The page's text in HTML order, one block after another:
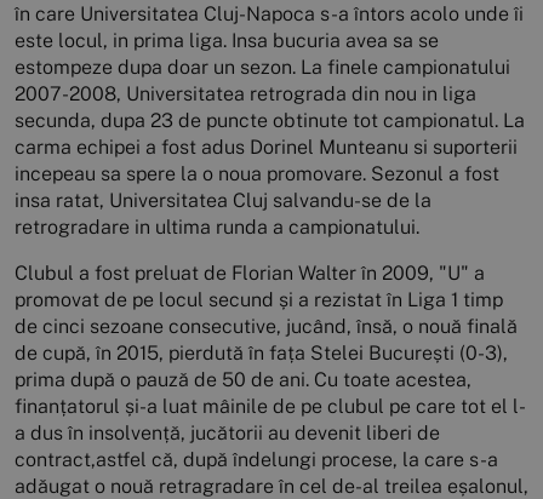
în care Universitatea Cluj-Napoca s-a întors acolo unde îi
este locul, in prima liga. Insa bucuria avea sa se
estompeze dupa doar un sezon. La finele campionatului
2007-2008, Universitatea retrograda din nou in liga
secunda, dupa 23 de puncte obtinute tot campionatul. La
carma echipei a fost adus Dorinel Munteanu si suporterii
incepeau sa spere la o noua promovare. Sezonul a fost
insa ratat, Universitatea Cluj salvandu-se de la
retrogradare in ultima runda a campionatului.
Clubul a fost preluat de Florian Walter în 2009, "U" a
promovat de pe locul secund și a rezistat în Liga 1 timp
de cinci sezoane consecutive, jucând, însă, o nouă finală
de cupă, în 2015, pierdută în fața Stelei București (0-3),
prima după o pauză de 50 de ani. Cu toate acestea,
finanțatorul și-a luat mâinile de pe clubul pe care tot el l-
a dus în insolvență, jucătorii au devenit liberi de
contract,astfel că, după îndelungi procese, la care s-a
adăugat o nouă retragradare în cel de-al treilea eșalonul,